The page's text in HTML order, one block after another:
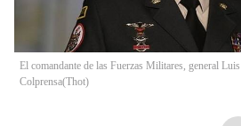
El comandante de las Fuerzas Militares, general
Colprensa(Thot)